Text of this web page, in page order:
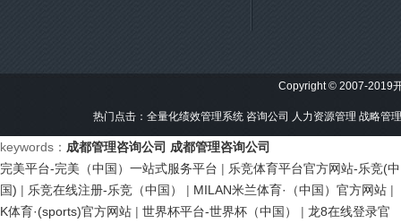
Copyright © 2007-2019
热门点击： 全量化绩效管理系统 咨询公司 人力资源管理 战略管理
keywords： 成都管理咨询公司 成都管理咨询公司
完美平台-完美（中国）一站式服务平台 | 乐竞体育平台官方网站-乐竞(中
国) | 乐竞在线注册-乐竞（中国） | MILAN米兰体育·（中国）官方网站 |
K体育·(sports)官方网站 | 世界杯平台-世界杯（中国） | 龙8在线登录官